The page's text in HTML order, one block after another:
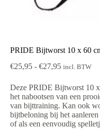
PRIDE Bijtworst 10 x 60
€25,95 - €27,95Prijsklasse:
tot
€27,95
incl. BTW
Deze PRIDE Bijtworst 10
het nabootsen van een
van bijttraining. Kan ook
bijtbeloning bij het
of als een eenvoudig